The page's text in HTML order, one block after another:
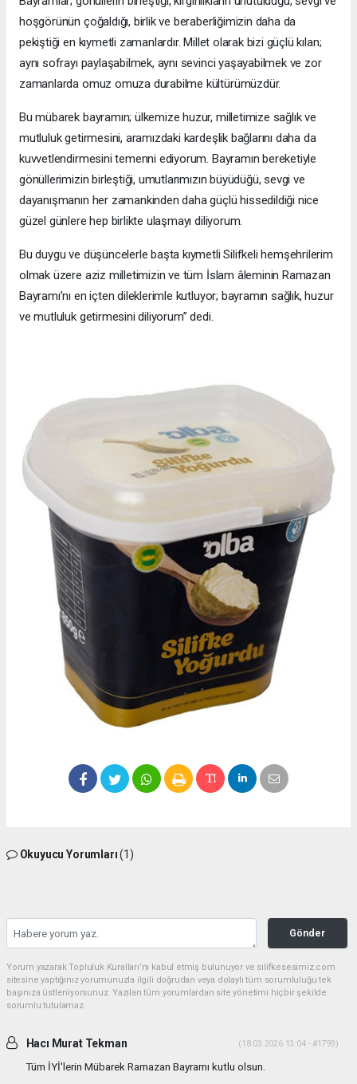
hoşgörünün çoğaldığı, birlik ve beraberliğimizin daha da
pekiştiği en kıymetli zamanlardır. Millet olarak bizi güçlü kılan;
aynı sofrayı paylaşabilmek, aynı sevinci yaşayabilmek ve zor
zamanlarda omuz omuza durabilme kültürümüzdür.
Bu mübarek bayramın; ülkemize huzur, milletimize sağlık ve
mutluluk getirmesini, aramızdaki kardeşlik bağlarını daha da
kuvvetlendirmesini temenni ediyorum. Bayramın bereketiyle
gönüllerimizin birleştiği, umutlarımızın büyüdüğü, sevgi ve
dayanışmanın her zamankinden daha güçlü hissedildiği nice
güzel günlere hep birlikte ulaşmayı diliyorum.
Bu duygu ve düşüncelerle başta kıymetli Silifkeli hemşehrilerim
olmak üzere aziz milletimizin ve tüm İslam âleminin Ramazan
Bayramı’nı en içten dileklerimle kutluyor; bayramın sağlık, huzur
ve mutluluk getirmesini diliyorum” dedi.
Okuyucu Yorumları(1)
Gönder
Yorum yazarak Topluluk Kuralları’nı kabul etmiş bulunuyor ve silifkesesimiz.com
sitesine yaptığınız yorumunuzla ilgili doğrudan veya dolaylı tüm sorumluluğu tek
başınıza üstleniyorsunuz. Yazılan tüm yorumlardan site yönetimi hiçbir şekilde
sorumlu tutulamaz.
Hacı Murat Tekman (18.03.2026 13:04 - #1799)
Tüm İYİ'lerin Mübarek Ramazan Bayramı kutlu olsun.